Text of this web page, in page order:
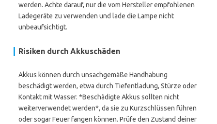
werden. Achte darauf, nur die vom Hersteller empfohlenen
Ladegeräte zu verwenden und lade die Lampe nicht
unbeaufsichtigt.
Risiken durch Akkuschäden
Akkus können durch unsachgemäße Handhabung
beschädigt werden, etwa durch Tiefentladung, Stürze oder
Kontakt mit Wasser. *Beschädigte Akkus sollten nicht
weiterverwendet werden*, da sie zu Kurzschlüssen führen
oder sogar Feuer fangen können. Prüfe den Zustand deiner